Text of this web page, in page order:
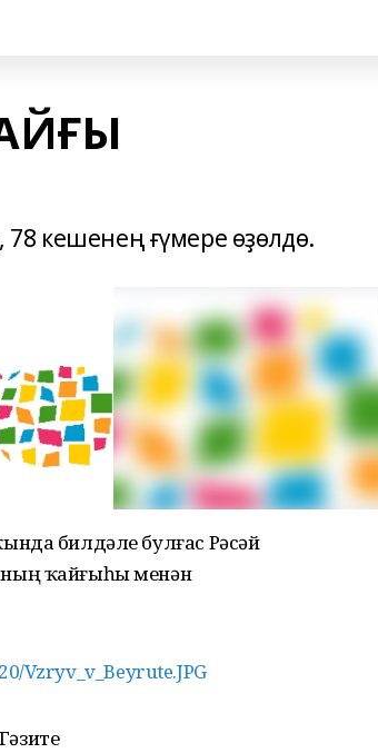
кешенең ғүмере өҙөлдө.
билдәле булғас Рәсәй
ҡайғыһы менән
Vzryv_v_Beyrute.JPG